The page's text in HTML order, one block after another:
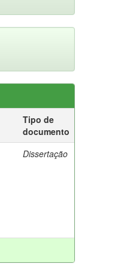
Tipo de
documento
Dissertação